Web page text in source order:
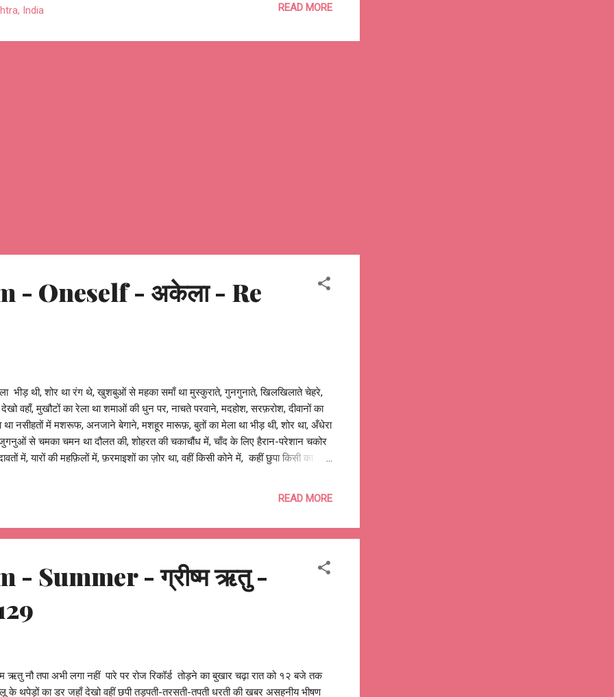
भीड़ में वो लोग, कहीं नहीं जा पा रहे हैं... उदासी ही उदासी चारों तरफ, ये इतना दुःख कैसे हैं
चुबती नलियाँ क्यों हैं, कहाँ समझते, काँपते हाथ पिता के, बेटे की व्हीलचेयर को धकेलते, बेटी पिता
India READ MORE
- Oneself - अकेला - Re
भीड़ थी, शोर था रंग थे, खुशबुओं से महका समाँ था मुस्कुराते, गुनगुनाते, खिलखिलाते चेहरे,
वहाँ, मुखौटों का रेला था शमाओं की धुन पर, नाचते परवाने, मदहोश, सरफ़रोश, दीवानों का
नसीहतों में मशरूफ, अनजाने बेगाने, मशहूर मारूफ़, बुतों का मेला था भीड़ थी, शोर था, अँधेरा
से चमका चमन था दौलत की, शोहरत की चकाचौंध में, चाँद के लिए हैरान-परेशान चकोर
में, यारों की महफ़िलों में, फ़रमाइशों का ज़ोर था, वहीं किसी कोने में, कहीं छुपा किसी का
के खेल में, कोई नज़रें चुराता, कोई छुपाता तो कोई नज़रें मिलाता, कोई बार-बार खो जाता, गुम हो
में, ख़्यालों में, लगा खोया था, पर असल में आँखें खोल, वो सोया था, अनजानों में, बेगानों में, पहचान
READ MORE
- Summer - ग्रीष्म ऋतु -
ऋतु नौ तपा अभी लगा नहीं पारे पर रोज रिकॉर्ड तोड़ने का बुखार चढ़ा रात को १२ बजे तक
के थपेड़ों का डर जहाँ देखो वहीं छपी तड़पती-तरसती-तपती धरती की खबर असहनीय भीषण